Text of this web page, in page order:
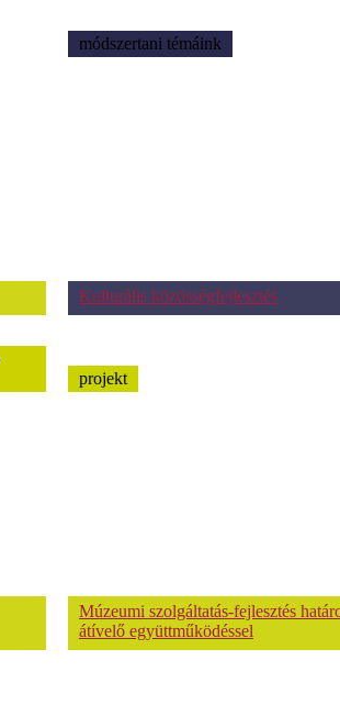
módszertani témáink
Kulturális közösségfejlesztés
projekt
Múzeumi szolgáltatás-fejlesztés
átívelő együttműködéssel